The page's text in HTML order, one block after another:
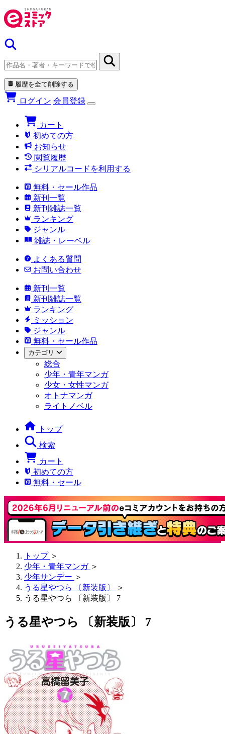
履歴を全て削除する
ログイン 会員登録
カート
初めての方
お知らせ
閲覧履歴
シリアルコードを利用する
無料・セール作品
新刊一覧
新刊雑誌一覧
ランキング
ジャンル
雑誌・レーベル
よくある質問
お問い合わせ
新刊一覧
新刊雑誌一覧
ランキング
ミッション
ジャンル
無料・セール作品
カテゴリ
総合
少年・青年マンガ
少女・女性マンガ
オトナマンガ
ライトノベル
トップ
検索
カート
初めての方
無料・セール
トップ ＞
少年・青年マンガ ＞
少年サンデー ＞
うる星やつら 〔新装版〕
＞
うる星やつら 〔新装版〕 7
うる星やつら 〔新装版〕 7